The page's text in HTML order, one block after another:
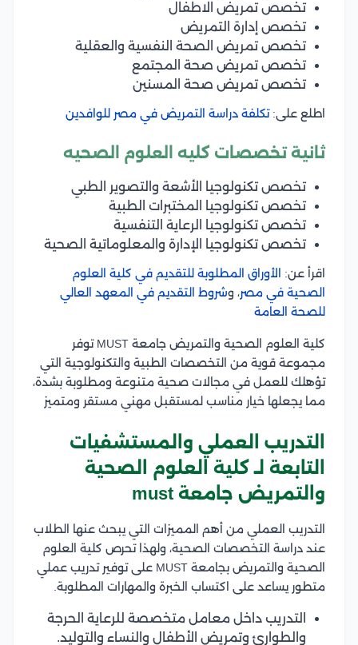
تخصص تمريض الاطفال
تخصص إدارة التمريض
تخصص تمريض الصحة النفسية والعقلية
تخصص تمريض صحة المجتمع
تخصص تمريض صحة المسنين
اطلع على:تكلفة دراسة التمريض في مصر للوافدين
ثانية تخصصات كليه العلوم الصحيه
تخصص تكنولوجيا الأشعة والتصوير الطبي
تخصص تكنولوجيا المختبرات الطبية
تخصص تكنولوجيا الرعاية التنفسية
تخصص تكنولوجيا الإدارة والمعلوماتية الصحية
اقرأ عن:
الأوراق المطلوبة للتقديم في كلية العلوم
الصحية في مصر، وشروط التقديم في المعهد العالي
للصحة العامة
كلية العلوم الصحية والتمريض جامعة MUST توفر
مجموعة قوية من التخصصات الطبية والتكنولوجية التي
تؤهلك للعمل في مجالات صحية متنوعة ومطلوبة بشدة،
مما يجعلها خيار مناسب لمستقبل مهني مستقر ومتميز
التدريب العملي والمستشفيات
التابعة لـ كلية العلوم الصحية
والتمريض جامعة must
التدريب العملي من أهم المميزات التي يبحث عنها الطلاب
عند دراسة التخصصات الصحية، ولهذا تحرص كلية العلوم
الصحية والتمريض بجامعة MUST على توفير تدريب عملي
متطور يساعد على اكتساب الخبرة والمهارات المطلوبة.
التدريب داخل معامل متخصصة للرعاية الحرجة
والطوارئ وتمريض الأطفال والنساء والتوليد.